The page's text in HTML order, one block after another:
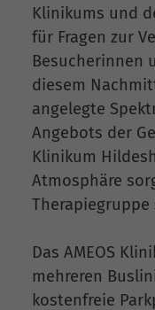
Klinikums und
für Fragen zur
Besucherinnen
diesem
angelegte
Angebots der
Klinikum
Atmosphäre
Therapiegruppe
Das AMEOS
mehreren
kostenfreie